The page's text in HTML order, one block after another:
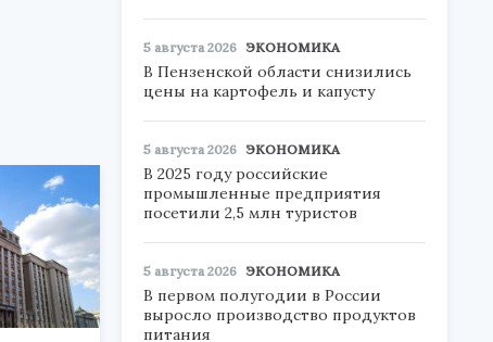
5 августа 2026 ЭКОНОМИКА
В Пензенской области снизились
цены на картофель и капусту
5 августа 2026 ЭКОНОМИКА
В 2025 году российские
промышленные предприятия
посетили 2,5 млн туристов
5 августа 2026 ЭКОНОМИКА
В первом полугодии в России
выросло производство продуктов
питания